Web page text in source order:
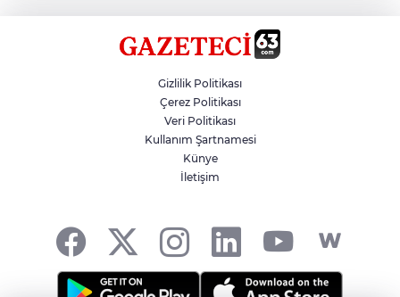
Siverek’te Mahmut Gülel Dönemi
Filistin Konvoyuna Coşkulu Karşılama
Gizlilik Politikası
Çerez Politikası
Veri Politikası
Kullanım Şartnamesi
Künye
İletişim